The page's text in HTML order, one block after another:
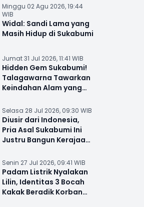
Minggu 02 Agu 2026, 19:44
WIB
Widal: Sandi Lama yang
Masih Hidup di Sukabumi
Jumat 31 Jul 2026, 11:41 WIB
Hidden Gem Sukabumi!
Talagawarna Tawarkan
Keindahan Alam yang
Selasa 28 Jul 2026, 09:30 WIB
Diusir dari Indonesia,
Pria Asal Sukabumi Ini
Justru Bangun Kerajaan
Senin 27 Jul 2026, 09:41 WIB
Padam Listrik Nyalakan
Lilin, Identitas 3 Bocah
Kakak Beradik Korban